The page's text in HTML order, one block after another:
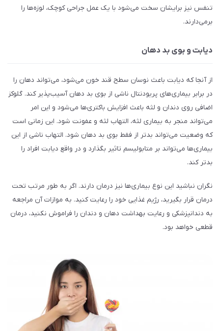
تنفس نیز برایشان سخت می‌شود با یک عمل جراحی کوچک، لوزه‌ها را
برمی‌دارند.
دیابت و بوی بد دهان
از آنجا که دیابت باعث نوسان سطح قند خون می‌شود، می‌تواند دهان را
در برابر بیماری‌های پریودنتال ناشی از بوی بد دهان آسیب‌پذیر کند. گلوکز
اضافی روی دندان و لثه باعث افزایش باکتری‌ها می‌شود و این امر
می‌تواند منجر به بیماری لثه، التهاب لثه و عفونت شود. این زمانی است
که وضعیت می‌تواند بدتر از فقط بوی بد دهان شود. التهاب ناشی از این
بیماری‌ها می‌تواند بر متابولیسم تاثیر بگذارد و در واقع دیابت افراد را
بدتر کند.
نگران نباشید این نوع بیماری‌ها نیز درمان دارند. اگر به طور مرتب تحت
درمان قرار بگیرید، رژیم غذایی خود را رعایت کنید. به موازات آن مراجعه
به دندانپزشکی و رعایت بهداشت دهان و دندان را فراموش نکنید، درمان
قطعی خواهد بود.